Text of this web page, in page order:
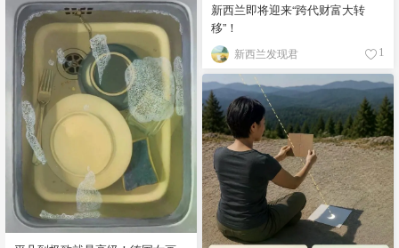
新西兰即将迎来“跨代财富大转
移”！
新西兰发现君 1